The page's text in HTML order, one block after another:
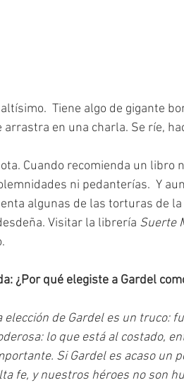
Tiene algo de gigante
en una charla. Se ríe,
ni pedanterías.  Y
algunas de las torturas de
Visitar la librería Suerte
¿Por qué elegiste a Gardel
de Gardel es un truco:
lo que está al costado,
Si Gardel es acaso un
fe, y nuestros héroes no son